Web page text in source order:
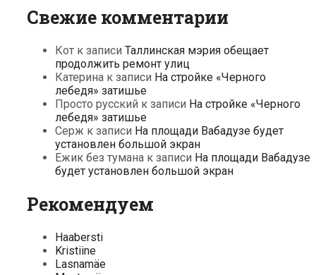
Свежие комментарии
Кот к записи Таллинская мэрия обещает
продолжить ремонт улиц
Катерина к записи На стройке «Черного
лебедя» затишье
Просто русский к записи На стройке «Черного
лебедя» затишье
Серж к записи На площади Вабадузе будет
установлен большой экран
Ежик без тумана к записи На площади Вабадузе
будет установлен большой экран
Рекомендуем
Haabersti
Kristiine
Lasnamäe